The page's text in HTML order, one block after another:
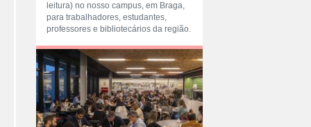
leitura) no nosso campus, em Braga,
para trabalhadores, estudantes,
professores e bibliotecários da região.